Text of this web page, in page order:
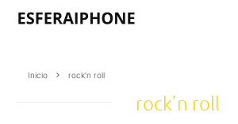
Inicio rock’n roll
rock’n roll